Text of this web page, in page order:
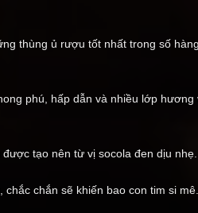
thùng ủ rượu tốt nhất trong số
phú, hấp dẫn và nhiều lớp
tạo nên từ vị socola đen dịu nhẹ.
chắn sẽ khiến bao con tim si mê.